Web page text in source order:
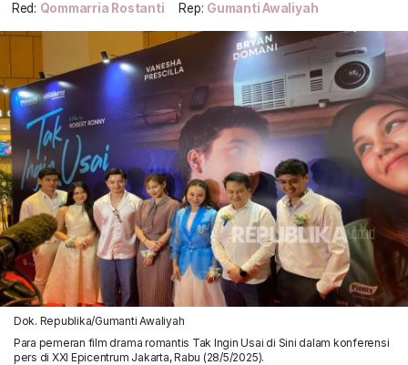
Red: Qommarria Rostanti Rep: Gumanti Awaliyah
Dok. Republika/Gumanti Awaliyah
Para pemeran film drama romantis Tak Ingin Usai di Sini dalam konferensi
pers di XXI Epicentrum Jakarta, Rabu (28/5/2025).